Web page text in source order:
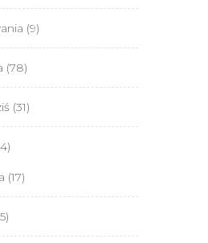
(9)
(78)
(31)
(17)